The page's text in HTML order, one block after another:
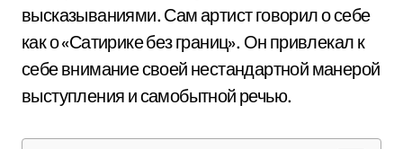
высказываниями. Сам артист говорил о себе
как о «Сатирике без границ». Он привлекал к
себе внимание своей нестандартной манерой
выступления и самобытной речью.